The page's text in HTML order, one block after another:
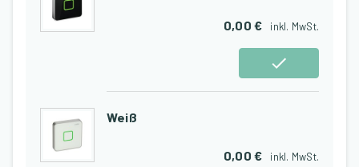
0,00 € inkl. MwSt.
Weiß
0,00 € inkl. MwSt.